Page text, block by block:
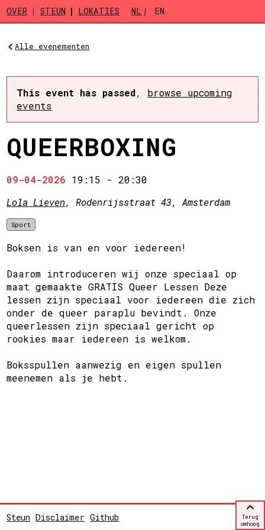
Skip to main content
OVER STEUN LOKATIES NL EN
Alle evenementen
This event has passed, browse upcoming
events
QUEERBOXING
09-04-2026 19:15 -20:30
Lola Lieven, Rodenrijsstraat 43, Amsterdam
Sport
Boksen is van en voor iedereen!
Daarom introduceren wij onze speciaal op
maat gemaakte GRATIS Queer Lessen Deze
lessen zijn speciaal voor iedereen die zich
onder de queer paraplu bevindt. Onze
queerlessen zijn speciaal gericht op
rookies maar iedereen is welkom.
Boksspullen aanwezig en eigen spullen
meenemen als je hebt.
Steun Disclaimer Github
Terug
omhoog